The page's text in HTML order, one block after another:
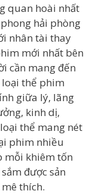
quan hoài nhất
hải phòng
nhân tài thay
mới nhất bên
cần mang đến
thể phim
giữa lý, lãng
kinh dị,
thể mang nét
phim nhiều
mỗi khiêm tốn
được sản
thích.